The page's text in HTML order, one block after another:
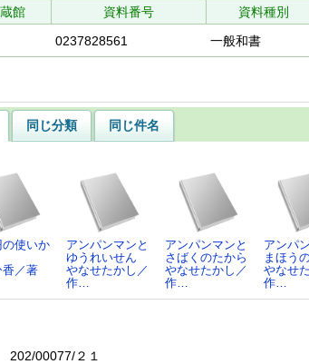
館 資料番号 資料種別
0237828561 一般和書
同じ分類
同じ件名
の使いか
香／著
アンパンマンと
ゆうれいせん
やなせたかし／
作…
アンパンマンと
さばくのたから
やなせたかし／
作…
アンパ
まほう
やなせ
作…
202/00077/２１